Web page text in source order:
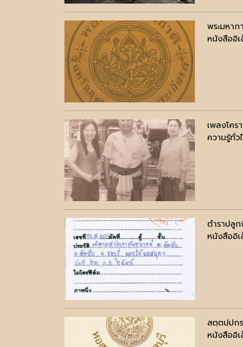
พระมหาก
หนังสืออิ
เพลงโคร
ความรู้ทั่ว
ตำราปลู
หนังสืออิ
สตฺตปฺปก
หนังสืออิ